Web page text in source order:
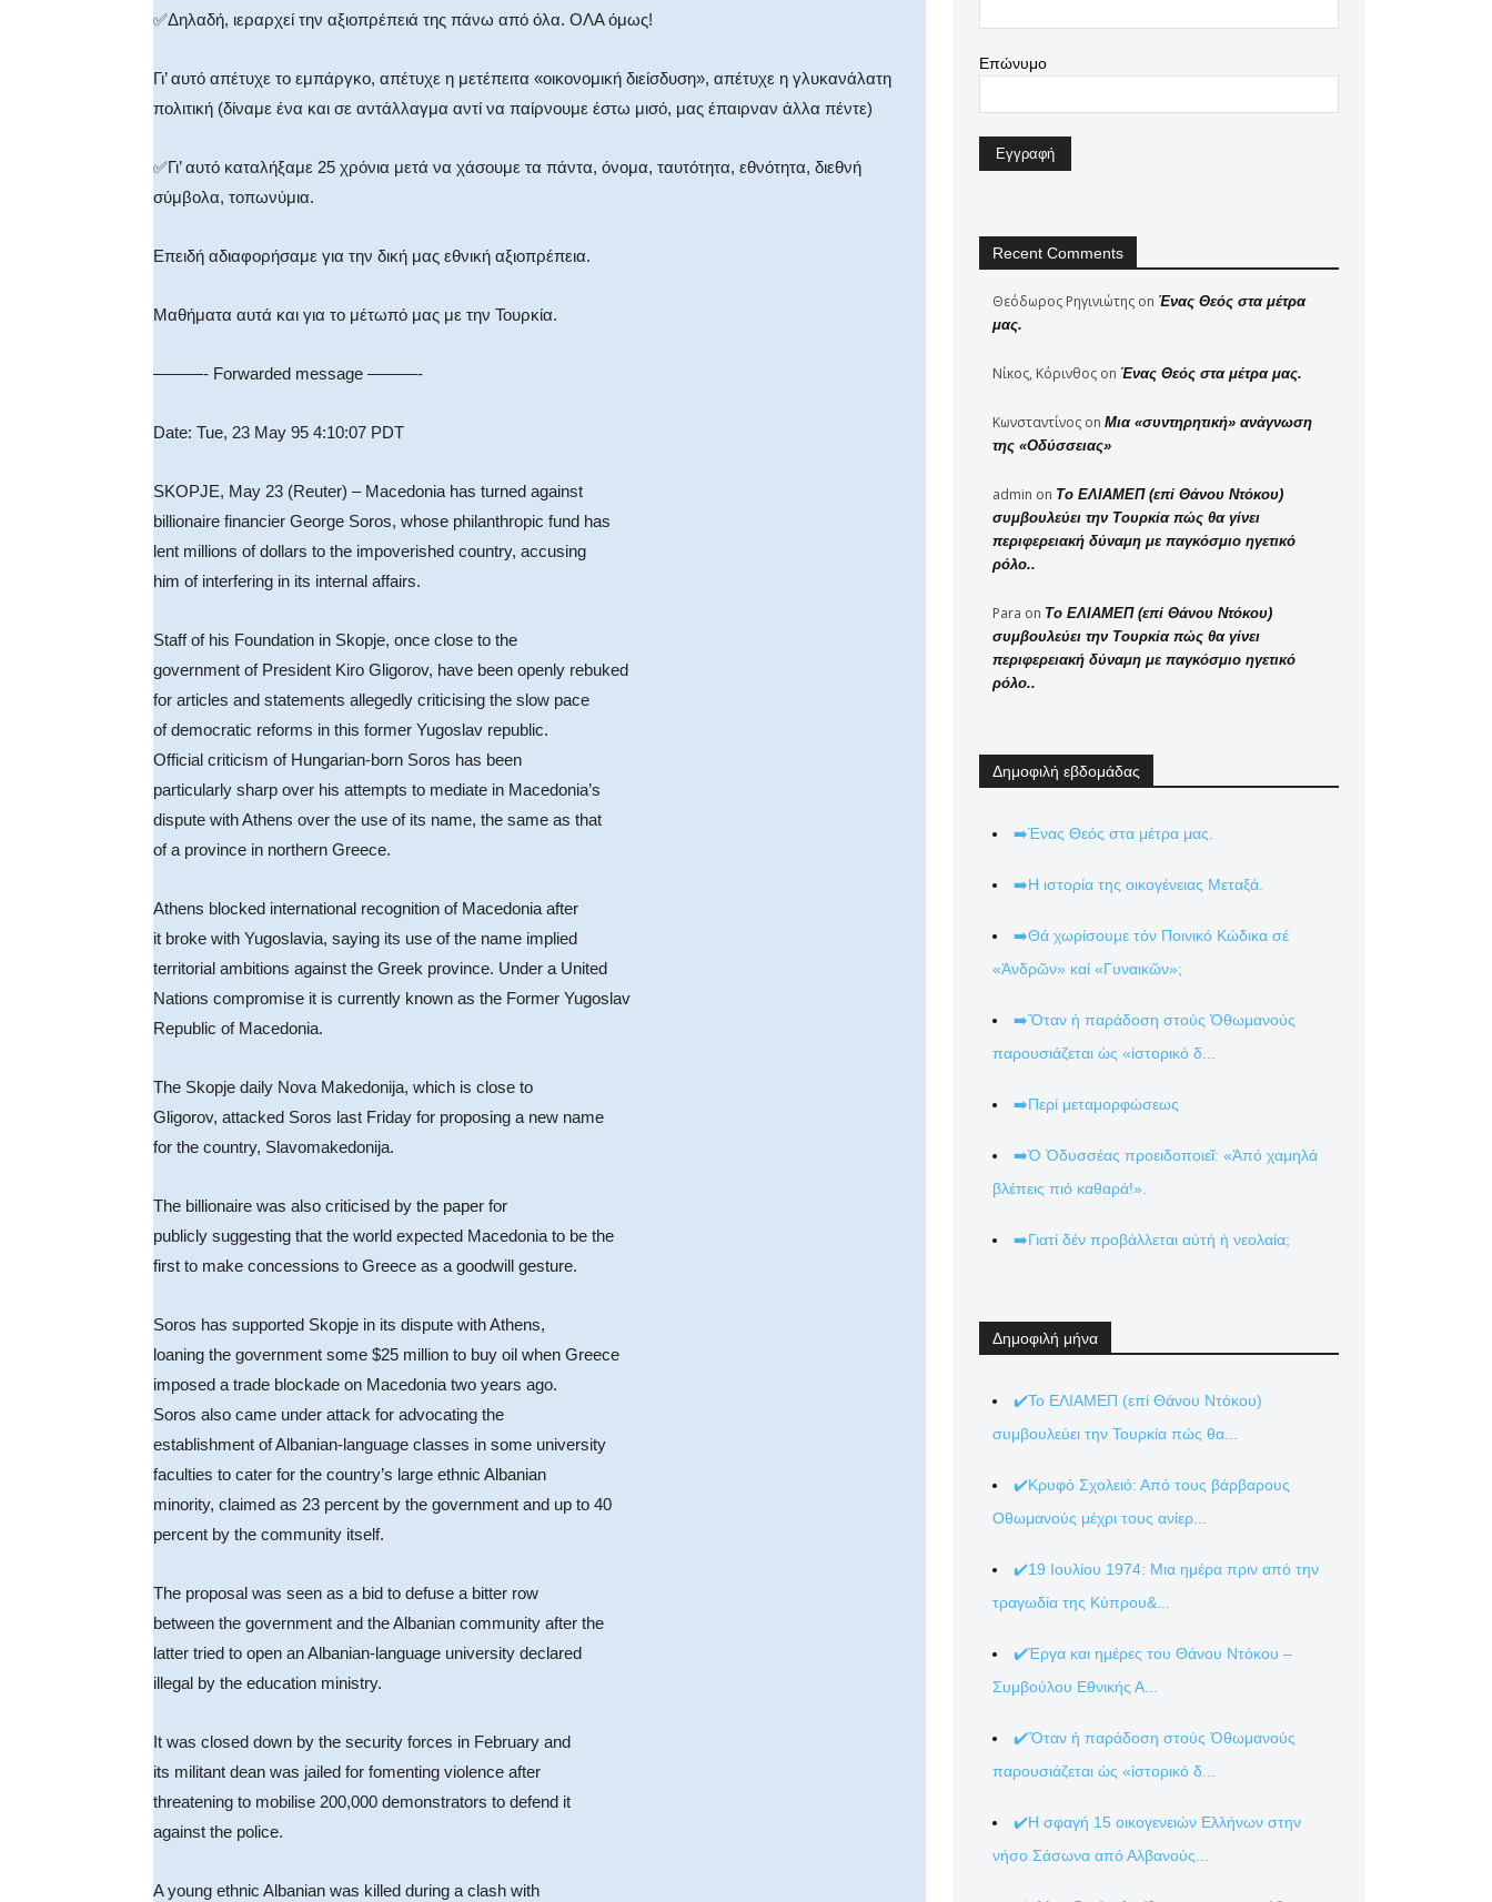
✅Δηλαδή, ιεραρχεί την αξιοπρέπειά της πάνω από όλα. ΟΛΑ όμως!
Γι’ αυτό απέτυχε το εμπάργκο, απέτυχε η μετέπειτα «οικονομική διείσδυση», απέτυχε η γλυκανάλατη
πολιτική (δίναμε ένα και σε αντάλλαγμα αντί να παίρνουμε έστω μισό, μας έπαιρναν άλλα πέντε)
✅Γι’ αυτό καταλήξαμε 25 χρόνια μετά να χάσουμε τα πάντα, όνομα, ταυτότητα, εθνότητα, διεθνή
σύμβολα, τοπωνύμια.
Επειδή αδιαφορήσαμε για την δική μας εθνική αξιοπρέπεια.
Μαθήματα αυτά και για το μέτωπό μας με την Τουρκία.
———- Forwarded message ———-
Date: Tue, 23 May 95 4:10:07 PDT
SKOPJE, May 23 (Reuter) – Macedonia has turned against
billionaire financier George Soros, whose philanthropic fund has
lent millions of dollars to the impoverished country, accusing
him of interfering in its internal affairs.
Staff of his Foundation in Skopje, once close to the
government of President Kiro Gligorov, have been openly rebuked
for articles and statements allegedly criticising the slow pace
of democratic reforms in this former Yugoslav republic.
Official criticism of Hungarian-born Soros has been
particularly sharp over his attempts to mediate in Macedonia’s
dispute with Athens over the use of its name, the same as that
of a province in northern Greece.
Athens blocked international recognition of Macedonia after
it broke with Yugoslavia, saying its use of the name implied
territorial ambitions against the Greek province. Under a United
Nations compromise it is currently known as the Former Yugoslav
Republic of Macedonia.
The Skopje daily Nova Makedonija, which is close to
Gligorov, attacked Soros last Friday for proposing a new name
for the country, Slavomakedonija.
The billionaire was also criticised by the paper for
publicly suggesting that the world expected Macedonia to be the
first to make concessions to Greece as a goodwill gesture.
Soros has supported Skopje in its dispute with Athens,
loaning the government some $25 million to buy oil when Greece
imposed a trade blockade on Macedonia two years ago.
Soros also came under attack for advocating the
establishment of Albanian-language classes in some university
faculties to cater for the country’s large ethnic Albanian
minority, claimed as 23 percent by the government and up to 40
percent by the community itself.
The proposal was seen as a bid to defuse a bitter row
between the government and the Albanian community after the
latter tried to open an Albanian-language university declared
illegal by the education ministry.
It was closed down by the security forces in February and
its militant dean was jailed for fomenting violence after
threatening to mobilise 200,000 demonstrators to defend it
against the police.
A young ethnic Albanian was killed during a clash with
Επώνυμο
Recent Comments
Θεόδωρος Ρηγινιώτης on Ένας Θεός στα μέτρα
μας.
Νίκος, Κόρινθος on Ένας Θεός στα μέτρα μας.
Κωνσταντίνος on Μια «συντηρητική» ανάγνωση
της «Οδύσσειας»
admin on Το ΕΛΙΑΜΕΠ (επί Θάνου Ντόκου)
συμβουλεύει την Τουρκία πώς θα γίνει
περιφερειακή δύναμη με παγκόσμιο ηγετικό
ρόλο..
Para on Το ΕΛΙΑΜΕΠ (επί Θάνου Ντόκου)
συμβουλεύει την Τουρκία πώς θα γίνει
περιφερειακή δύναμη με παγκόσμιο ηγετικό
ρόλο..
Δημοφιλή εβδομάδας
➡️Ένας Θεός στα μέτρα μας.
➡️Η ιστορία της οικογένειας Μεταξά.
➡️Θά χωρίσουμε τόν Ποινικό Κώδικα σέ
«Ἀνδρῶν» καί «Γυναικῶν»;
➡️Ὅταν ἡ παράδοση στούς Ὀθωμανούς
παρουσιάζεται ὡς «ἱστορικό δ...
➡️Περί μεταμορφώσεως
➡️Ὁ Ὀδυσσέας προειδοποιεῖ: «Ἀπό χαμηλά
βλέπεις πιό καθαρά!».
➡️Γιατί δέν προβάλλεται αὐτή ἡ νεολαία;
Δημοφιλή μήνα
✔️Το ΕΛΙΑΜΕΠ (επί Θάνου Ντόκου)
συμβουλεύει την Τουρκία πώς θα...
✔️Κρυφό Σχολειό: Από τους βάρβαρους
Οθωμανούς μέχρι τους ανίερ...
✔️19 Ιουλίου 1974: Μια ημέρα πριν από την
τραγωδία της Κύπρου&...
✔️Έργα και ημέρες του Θάνου Ντόκου –
Συμβούλου Εθνικής Α...
✔️Ὅταν ἡ παράδοση στούς Ὀθωμανούς
παρουσιάζεται ὡς «ἱστορικό δ...
✔️Η σφαγή 15 οικογενειών Ελλήνων στην
νήσο Σάσωνα από Αλβανούς...